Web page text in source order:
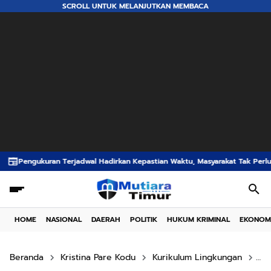
SCROLL UNTUK MELANJUTKAN MEMBACA
Kepastian Waktu, Masyarakat Tak Perlu Lama Menunggu Layanan
HOME NASIONAL DAERAH POLITIK HUKUM KRIMINAL
Beranda Kristina Pare Kodu Kurikulum Lingkungan